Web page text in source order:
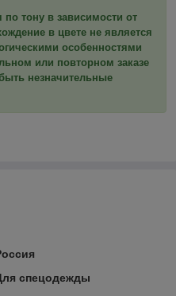
по тону в зависимости от
в цвете не является
особенностями
или повторном заказе
незначительные
спецодежды